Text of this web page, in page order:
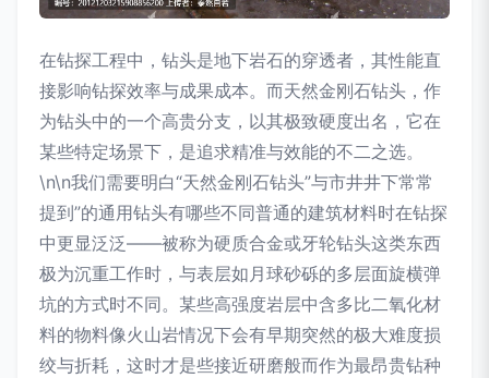
在钻探工程中，钻头是地下岩石的穿透者，其性能直
接影响钻探效率与成果成本。而天然金刚石钻头，作
为钻头中的一个高贵分支，以其极致硬度出名，它在
某些特定场景下，是追求精准与效能的不二之选。
\n\n我们需要明白“天然金刚石钻头”与市井井下常常
提到”的通用钻头有哪些不同普通的建筑材料时在钻探
中更显泛泛——被称为硬质合金或牙轮钻头这类东西
极为沉重工作时，与表层如月球砂砾的多层面旋横弹
坑的方式时不同。某些高强度岩层中含多比二氧化材
料的物料像火山岩情况下会有早期突然的极大难度损
绞与折耗，这时才是些接近研磨般而作为最昂贵钻种